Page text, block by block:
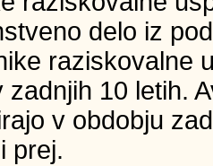
delo iz
raziskovalne
zadnjih 10 letih.
v obdobju
prej.